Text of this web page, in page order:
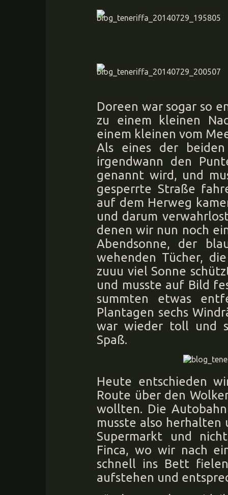
Doreen war sogar so
zu einem kleinen
einem kleinen vom
Als eines der
irgendwann den
genannt wird, und
gesperrte Straße
auf dem Herweg
und darum
denen wir nun noch
Abendsonne, der
wehenden Tücher,
zuuu viel Sonne
und musste auf Bild
summten etwas
Plantagen sechs
war wieder toll und
Spaß.
Heute entschieden
Route über den
wollten. Die
musste also
Supermarkt und
Finca, wo wir nach
schnell ins Bett
aufstehen und